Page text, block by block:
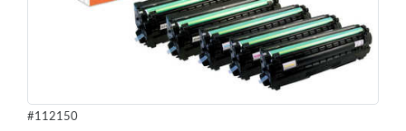
#112150